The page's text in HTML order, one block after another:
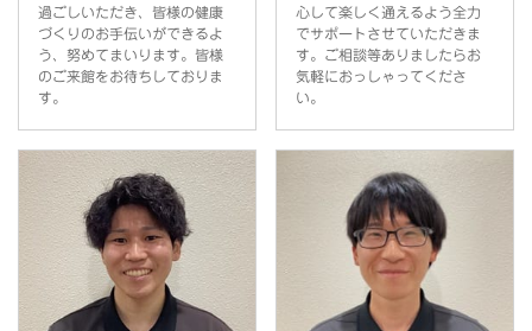
過ごしいただき、皆様の健康
づくりのお手伝いができるよ
う、努めてまいります。皆様
のご来館をお待ちしておりま
す。
心して楽しく通えるよう全力
でサポートさせていただきま
す。ご相談等ありましたらお
気軽におっしゃってくださ
い。